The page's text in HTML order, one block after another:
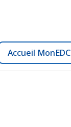
Accueil MonEDC